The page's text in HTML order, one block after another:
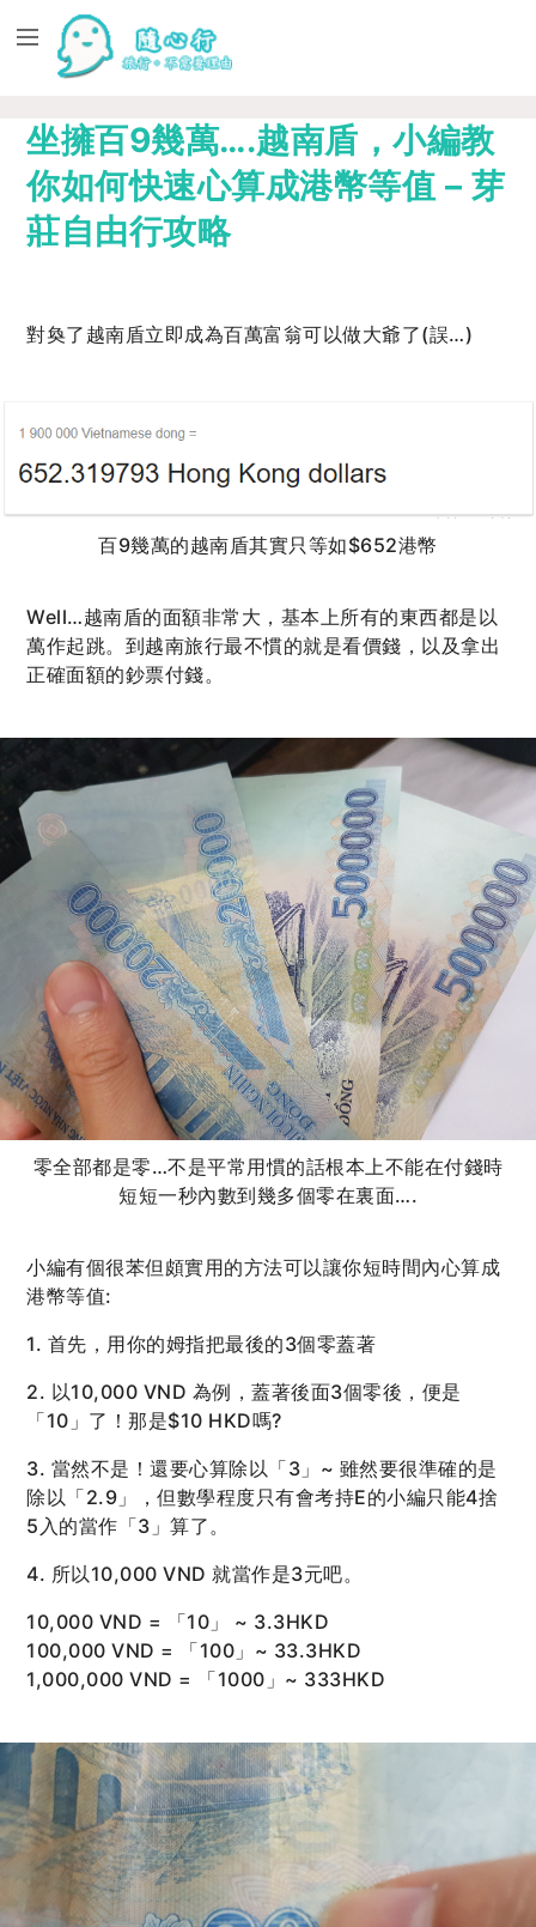
坐擁百9幾萬….越南盾，小編教
你如何快速心算成港幣等值 – 芽
莊自由行攻略
對奐了越南盾立即成為百萬富翁可以做大爺了(誤…)
百9幾萬的越南盾其實只等如$652港幣
Well…越南盾的面額非常大，基本上所有的東西都是以
萬作起跳。到越南旅行最不慣的就是看價錢，以及拿出
正確面額的鈔票付錢。
零全部都是零…不是平常用慣的話根本上不能在付錢時
短短一秒內數到幾多個零在裏面….
小編有個很苯但頗實用的方法可以讓你短時間內心算成
港幣等值:
1. 首先，用你的姆指把最後的3個零蓋著
2. 以10,000 VND 為例，蓋著後面3個零後，便是
「10」了！那是$10 HKD嗎?
3. 當然不是！還要心算除以「3」~ 雖然要很準確的是
除以「2.9」，但數學程度只有會考持E的小編只能4捨
5入的當作「3」算了。
4. 所以10,000 VND 就當作是3元吧。
10,000 VND = 「10」 ~ 3.3HKD
100,000 VND = 「100」~ 33.3HKD
1,000,000 VND = 「1000」~ 333HKD